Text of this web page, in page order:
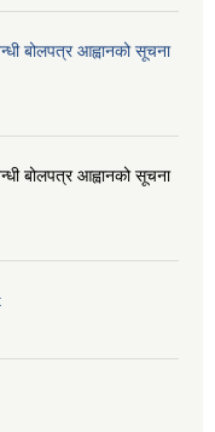
बोलपत्र आह्वानको सूचना
बोलपत्र आह्वानको सूचना